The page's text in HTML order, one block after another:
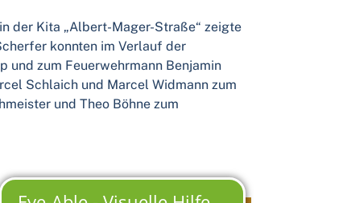
der Kita „Albert-Mager-Straße“ zeigte
konnten im Verlauf der
und zum Feuerwehrmann Benjamin
Schlaich und Marcel Widmann zum
und Theo Böhne zum